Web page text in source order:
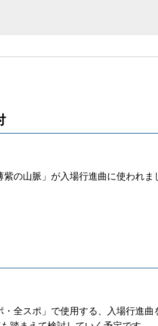
の山脈」が入場行進曲に使われ
全スポ」で使用する、入場行進